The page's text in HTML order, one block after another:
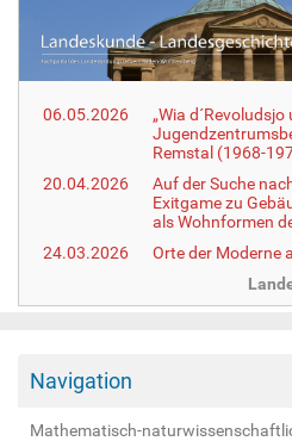
:
06.05.2026
„Wia
Remstal (1968-
20.04.2026
Auf der Suche
Exitgame zu
als Wohnformen
24.03.2026
Orte der Moderne
Navigation
Mathematisch-